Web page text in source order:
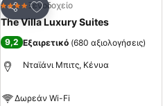
Κοινοποίηση
Προσθήκη στα αγαπημένα
4 ΑστέριαΞενοδοχείο
The Villa Luxury Suites
9,2 Εξαιρετικό (680 αξιολογήσεις)
Νταϊάνι Μπιτς, Κένυα
Δωρεάν Wi-Fi